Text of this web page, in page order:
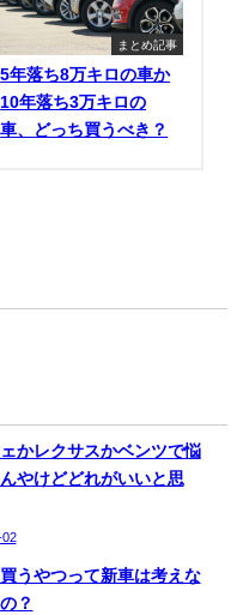
まとめ記事
5年落ち8万キロの車か
10年落ち3万キロの
車、どっち買うべき？
かレクサスかベンツで悩
やけどどれがいいと思
うやつって新車は考えな
？